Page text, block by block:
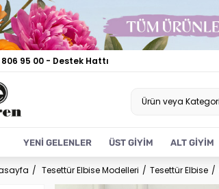
95 00 - Destek Hattı
YENİ GELENLER ÜST GİYİM ALT GİYİM
Tesettür Elbise Modelleri Tesettür Elbise